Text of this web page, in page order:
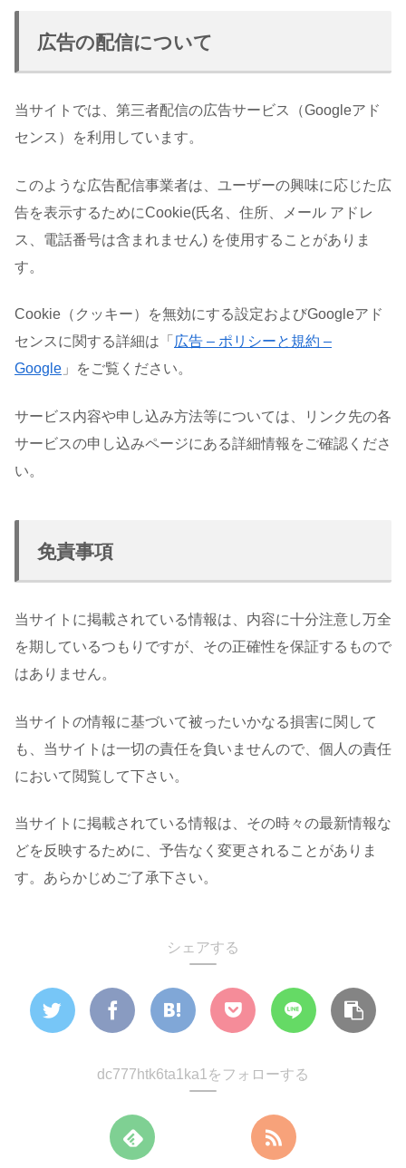
広告の配信について
当サイトでは、第三者配信の広告サービス（Googleアド
センス）を利用しています。
このような広告配信事業者は、ユーザーの興味に応じた広
告を表示するためにCookie(氏名、住所、メール アドレ
ス、電話番号は含まれません) を使用することがありま
す。
Cookie（クッキー）を無効にする設定およびGoogleアド
センスに関する詳細は「 広告 – ポリシーと規約 –
Google 」をご覧ください。
サービス内容や申し込み方法等については、リンク先の各
サービスの申し込みページにある詳細情報をご確認くださ
い。
免責事項
当サイトに掲載されている情報は、内容に十分注意し万全
を期しているつもりですが、その正確性を保証するもので
はありません。
当サイトの情報に基づいて被ったいかなる損害に関して
も、当サイトは一切の責任を負いませんので、個人の責任
において閲覧して下さい。
当サイトに掲載されている情報は、その時々の最新情報な
どを反映するために、予告なく変更されることがありま
す。あらかじめご了承下さい。
シェアする
dc777htk6ta1ka1をフォローする